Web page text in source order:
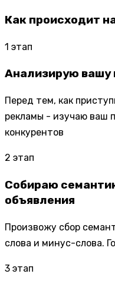
Как происходит
1 этап
Анализирую вашу
Перед тем, как
рекламы - изучаю ваш
конкурентов
2 этап
Собираю
объявления
Произвожу сбор
слова и минус-слова.
3 этап